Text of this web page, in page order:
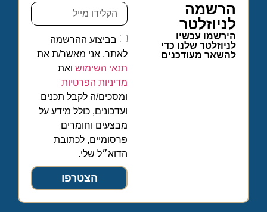
הרשמה
לניוזלטר
הירשמו עכשיו
לניוזלטר שלנו כדי
להשאר מעודכנים
בביצוע ההרשמה
לאתר, אני מאשר/ת את
תנאי השימושואת
מדיניות הפרטיות
ומסכים/ה לקבל תכנים
ועדכונים, כולל מידע על
מבצעים וחומרים
פרסומיים, לכתובת
הדוא״ל שלי.
הצטרפו